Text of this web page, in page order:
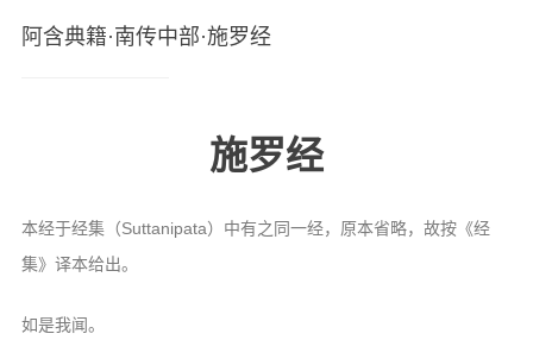
阿含典籍·南传中部·施罗经
施罗经
本经于经集（Suttanipata）中有之同一经，原本省略，故按《经
集》译本给出。
如是我闻。